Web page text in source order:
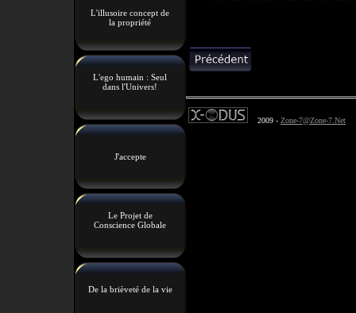
L'illusoire concept de
la propriété
L'ego humain : Seul
dans l'Univers!
J'accepte
Le Projet de
Conscience Globale
De la brièveté de la vie
2009 - Zone-7@Zone-7.Net